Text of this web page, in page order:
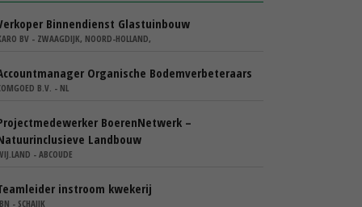
Binnendienst Glastuinbouw
BV - ZWAAGDIJK, NOORD-HOLLAND,
Organische Bodemverbeteraars
B.V. - NL
BoerenNetwerk –
Landbouw
- ABCOUDE
instroom kwekerij
- SCHAIJK